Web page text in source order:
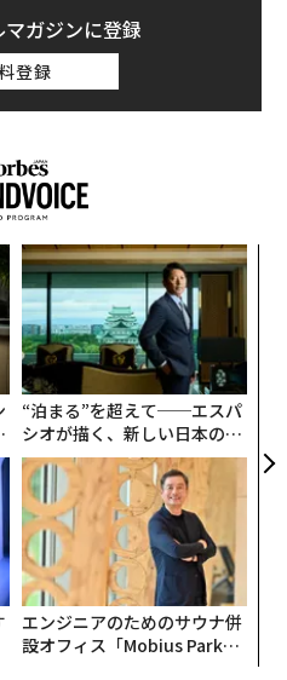
ガジンに登録
登録
“泊まる”を超えて──エスパ
シオが描く、新しい日本のラ
グジュアリー（前編）
エンジニアのためのサウナ併
設オフィス「Mobius Park」